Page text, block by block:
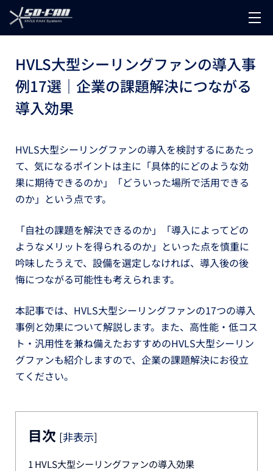
ー
HVLS大型シーリングファンの導入事
例17選｜企業の課題解決につながる
導入効果
HVLS大型シーリングファンの導入を検討するにあたっ
て、気になるポイントは主に「具体的にどのような効
果に期待できるのか」
「どういった場所で活用できる
のか」 という点です。
「自社の課題を解決できるのか」「導入によってどの
ようなメリットを得られるのか」といった点を慎重に
吟味したうえで、設備を選定しなければ、導入後の後
悔につながる可能性も考えられます。
本記事では、HVLS大型シーリングファンの17つの導入
事例と効果について解説します。また、高性能・低コス
ト・汎用性を兼ね備えたおすすめのHVLS大型シーリン
グファンも紹介しますので、企業の課題解決にお役立
てください。
目次 [非表示]
1 HVLS大型シーリングファンの導入効果